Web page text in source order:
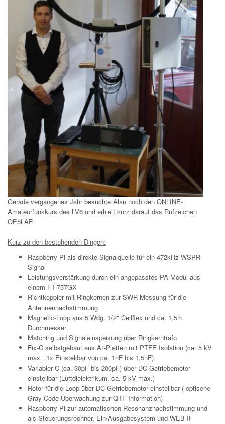
Gerade vergangenes Jahr besuchte Alan noch den ONLINE-
Amateurfunkkurs des LV6 und erhielt kurz darauf das Rufzeichen
OE5LAE.
Kurz zu den bestehenden Dingen:
Raspberry-Pi als direkte Signalquelle für ein 472kHz WSPR
Signal
Leistungsverstärkung durch ein angepasstes PA-Modul aus
einem FT-757GX
Richtkoppler mit Ringkernen zur SWR Messung für die
Antennennachstimmung
Magnetic-Loop aus 5 Wdg. 1/2" Cellflex und ca. 1,5m
Durchmesser
Matching und Signaleinspeisung über Ringkerntrafo
Fix-C selbstgebaut aus AL-Platten mit PTFE Isolation (ca. 5 kV
max., 1x Einstellbar von ca. 1nF bis 1,5nF)
Variabler C (ca. 30pF bis 200pF) über DC-Getriebemotor
einstellbar (Luftdielektrikum, ca. 5 kV max.)
Rotor für die Loop über DC-Getriebemotor einstellbar ( optische
Gray-Code Überwachung zur QTF Information)
Raspberry-Pi zur automatischen Resonanznachstimmung und
als Steuerungsrechner, Ein/Ausgabesystem und WEB-IF